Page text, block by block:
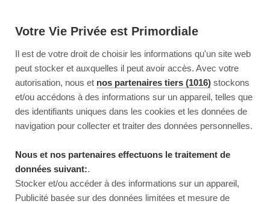
Votre Vie Privée est Primordiale
Il est de votre droit de choisir les informations qu'un site web
peut stocker et auxquelles il peut avoir accès. Avec votre
autorisation, nous et nos partenaires tiers (1016) stockons
et/ou accédons à des informations sur un appareil, telles que
des identifiants uniques dans les cookies et les données de
navigation pour collecter et traiter des données personnelles.
Nous et nos partenaires effectuons le traitement de
données suivant:.
Stocker et/ou accéder à des informations sur un appareil,
Publicité basée sur des données limitées et mesure de